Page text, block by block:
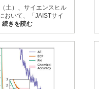
土）、サイエンスヒル
おいて、「JAISTサイ
続きを読む